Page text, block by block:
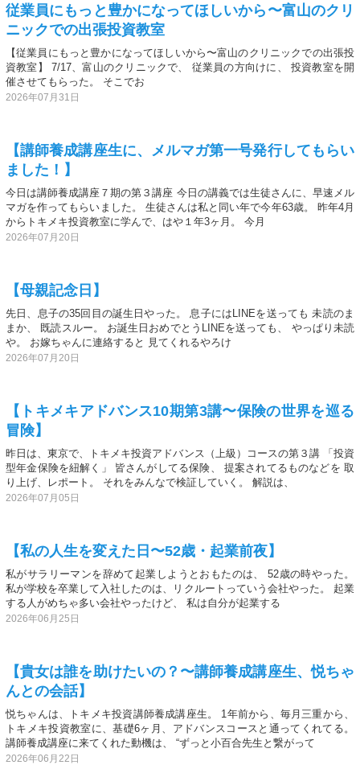
従業員にもっと豊かになってほしいから〜富山のクリ
ニックでの出張投資教室
【従業員にもっと豊かになってほしいから〜富山のクリニックでの出張投
資教室】 7/17、富山のクリニックで、 従業員の方向けに、 投資教室を開
催させてもらった。 そこでお
2026年07月31日
【講師養成講座生に、メルマガ第一号発行してもらい
ました！】
今日は講師養成講座７期の第３講座 今日の講義では生徒さんに、早速メル
マガを作ってもらいました。 生徒さんは私と同い年で今年63歳。 昨年4月
からトキメキ投資教室に学んで、はや１年3ヶ月。 今月
2026年07月20日
【母親記念日】
先日、息子の35回目の誕生日やった。 息子にはLINEを送っても 未読のま
まか、 既読スルー。 お誕生日おめでとうLINEを送っても、 やっぱり未読
や。 お嫁ちゃんに連絡すると 見てくれるやろけ
2026年07月20日
【トキメキアドバンス10期第3講〜保険の世界を巡る
冒険】
昨日は、東京で、トキメキ投資アドバンス（上級）コースの第３講 「投資
型年金保険を紐解く」 皆さんがしてる保険、 提案されてるものなどを 取
り上げ、レポート。 それをみんなで検証していく。 解説は、
2026年07月05日
【私の人生を変えた日〜52歳・起業前夜】
私がサラリーマンを辞めて起業しようとおもたのは、 52歳の時やった。
私が学校を卒業して入社したのは、リクルートっていう会社やった。 起業
する人がめちゃ多い会社やったけど、 私は自分が起業する
2026年06月25日
【貴女は誰を助けたいの？〜講師養成講座生、悦ちゃ
んとの会話】
悦ちゃんは、トキメキ投資講師養成講座生。 1年前から、毎月三重から、
トキメキ投資教室に、基礎6ヶ月、アドバンスコースと通ってくれてる。
講師養成講座に来てくれた動機は、 “ずっと小百合先生と繋がって
2026年06月22日